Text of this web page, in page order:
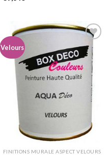
Velours
Ajouter
à la
wishlist
FINITIONS MURALE ASPECT VELOURS